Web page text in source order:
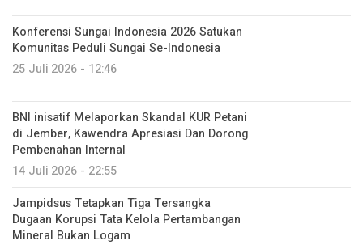
Konferensi Sungai Indonesia 2026 Satukan
Komunitas Peduli Sungai Se-Indonesia
25 Juli 2026 - 12:46
BNI inisatif Melaporkan Skandal KUR Petani
di Jember, Kawendra Apresiasi Dan Dorong
Pembenahan Internal
14 Juli 2026 - 22:55
Jampidsus Tetapkan Tiga Tersangka
Dugaan Korupsi Tata Kelola Pertambangan
Mineral Bukan Logam